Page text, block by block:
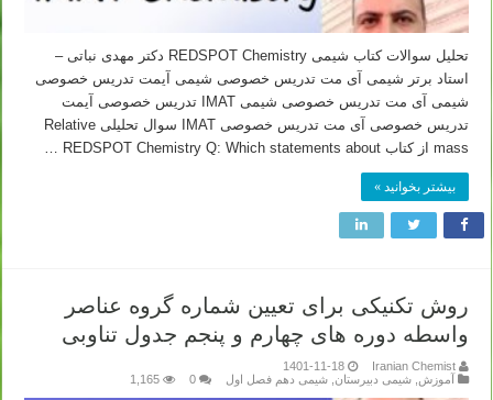
تحلیل سوالات کتاب شیمی REDSPOT Chemistry دکتر مهدی نباتی –
استاد برتر شیمی آی مت تدریس خصوصی شیمی آیمت تدریس خصوصی
شیمی آی مت تدریس خصوصی شیمی IMAT تدریس خصوصی آیمت
تدریس خصوصی آی مت تدریس خصوصی IMAT سوال تحلیلی Relative
mass از کتاب REDSPOT Chemistry Q: Which statements about …
بیشتر بخوانید »
روش تکنیکی برای تعیین شماره گروه عناصر
واسطه دوره های چهارم و پنجم جدول تناوبی
Iranian Chemist
1401-11-18
آموزش شیمی دبیرستان شیمی دهم فصل اول 0
1,165